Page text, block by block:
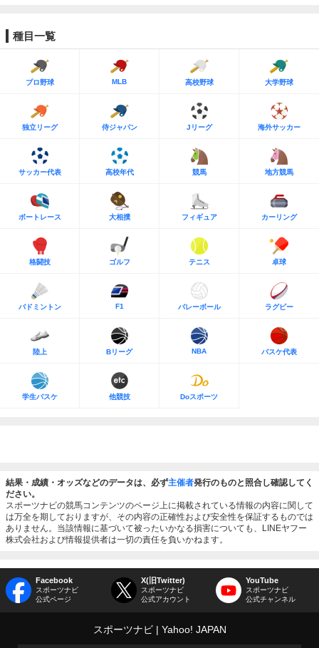
種目一覧
プロ野球 MLB 高校野球 大学野球
独立リーグ 侍ジャパン Jリーグ 海外サッカー
サッカー代表 高校年代 競馬 地方競馬
ボートレース 大相撲 フィギュア カーリング
格闘技 ゴルフ テニス 卓球
バドミントン F1 バレーボール ラグビー
陸上 Bリーグ NBA バスケ代表
学生バスケ 他競技 Doスポーツ
結果・成績・オッズなどのデータは、必ず主催者発行のものと照合し確認してく
ださい。
スポーツナビの競馬コンテンツのページ上に掲載されている情報の内容に関して
は万全を期しておりますが、その内容の正確性および安全性を保証するものでは
ありません。当該情報に基づいて被ったいかなる損害についても、LINEヤフー
株式会社および情報提供者は一切の責任を負いかねます。
Facebook
スポーツナビ
公式ページ
X(旧Twitter)
スポーツナビ
公式アカウント
YouTube
スポーツナビ
公式チャンネル
スポーツナビ Yahoo! JAPAN